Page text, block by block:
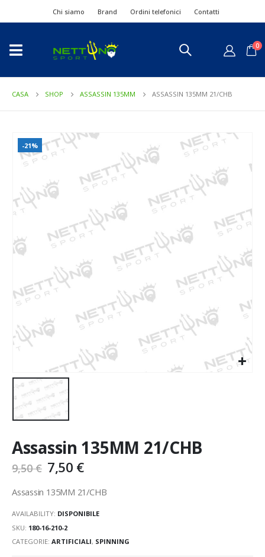
Chi siamo Brand Ordini telefonici Contatti
0
CASA SHOP ASSASSIN 135MM ASSASSIN 135MM 21/CHB
-21%
Assassin 135MM 21/CHB
9,50€ 7,50 €
Assassin 135MM 21/CHB
AVAILABILITY: DISPONIBILE
SKU: 180-16-210-2
CATEGORIE: ARTIFICIALI, SPINNING